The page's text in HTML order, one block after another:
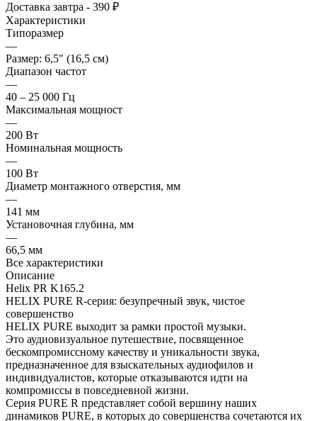
Доставка завтра - 390 ₽
Характеристики
Типоразмер
—
Размер: 6,5" (16,5 см)
Диапазон частот
—
40 – 25 000 Гц
Максимальная мощност
—
200 Вт
Номинальная мощность
—
100 Вт
Диаметр монтажного отверстия, мм
—
141 мм
Установочная глубина, мм
—
66,5 мм
Все характеристики
Описание
Helix PR K165.2
HELIX PURE R-серия: безупречный звук, чистое
совершенство
HELIX PURE выходит за рамки простой музыки.
Это аудиовизуальное путешествие, посвященное
бескомпромиссному качеству и уникальности звука,
предназначенное для взыскательных аудиофилов и
индивидуалистов, которые отказываются идти на
компромиссы в повседневной жизни.
Серия PURE R представляет собой вершину наших
динамиков PURE, в которых до совершенства сочетаются их